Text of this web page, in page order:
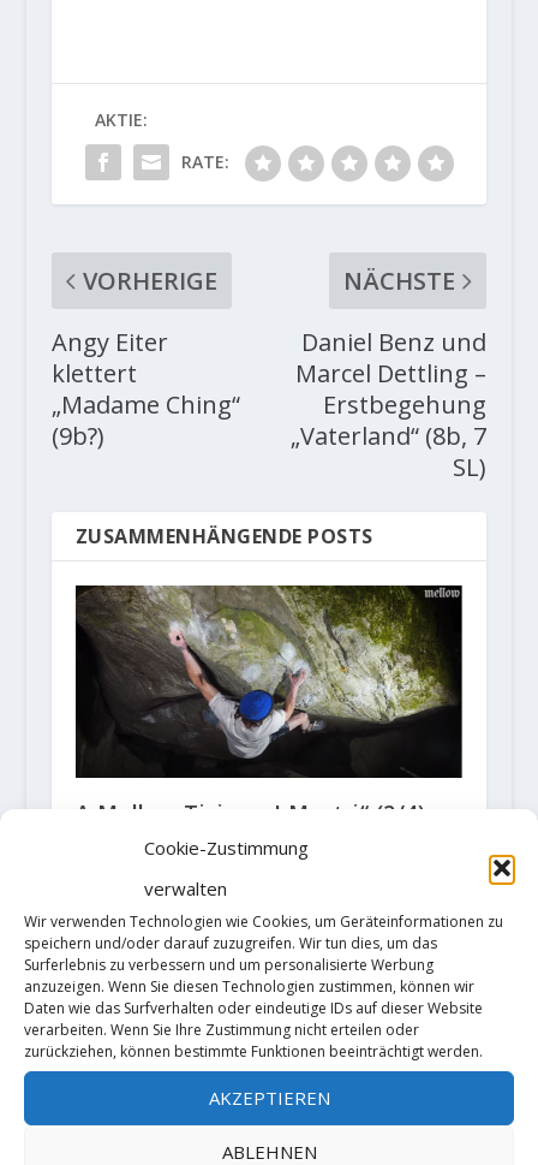
Cookie-Zustimmung
verwalten
Wir verwenden Technologien wie Cookies, um Geräteinformationen zu
speichern und/oder darauf zuzugreifen. Wir tun dies, um das
Surferlebnis zu verbessern und um personalisierte Werbung
anzuzeigen. Wenn Sie diesen Technologien zustimmen, können wir
Daten wie das Surfverhalten oder eindeutige IDs auf dieser Website
verarbeiten. Wenn Sie Ihre Zustimmung nicht erteilen oder
zurückziehen, können bestimmte Funktionen beeinträchtigt werden.
AKZEPTIEREN
ABLEHNEN
AKTIE:
RATE:
VORHERIGE
Angy Eiter
klettert
„Madame Ching“
(9b?)
NÄCHSTE
Daniel Benz und
Marcel Dettling –
Erstbegehung
„Vaterland“ (8b, 7
SL)
ZUSAMMENHÄNGENDE POSTS
A Mellow Ticino: „I Mostri“ (2/4)-
Bouldern in Valle Bavona